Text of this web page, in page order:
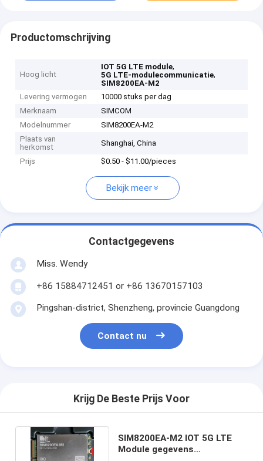
Productomschrijving
Hoog licht
IOT 5G LTE module,
5G LTE-modulecommunicatie,
SIM8200EA-M2
Levering vermogen
10000 stuks per dag
Merknaam
SIMCOM
Modelnummer
SIM8200EA-M2
Plaats van
herkomst
Shanghai, China
Prijs $0.50 - $11.00/pieces
Bekijk meer
Contactgegevens
Miss. Wendy
+86 15884712451 or +86 13670157103
Pingshan-district, Shenzheng, provincie Guangdong
Contact nu
Krijg De Beste Prijs Voor
SIM8200EA-M2 IOT 5G LTE
Module gegevens